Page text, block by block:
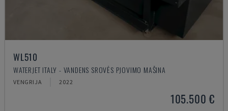
WL510
WATERJET ITALY - VANDENS SROVĖS PJOVIMO MAŠINA
VENGRIJA 2022
105.500 €